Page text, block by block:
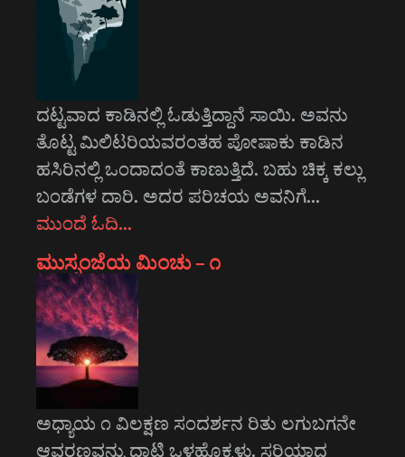
ದಟ್ಟವಾದ ಕಾಡಿನಲ್ಲಿ ಓಡುತ್ತಿದ್ದಾನೆ ಸಾಯಿ. ಅವನು
ತೊಟ್ಟ ಮಿಲಿಟರಿಯವರಂತಹ ಪೋಷಾಕು ಕಾಡಿನ
ಹಸಿರಿನಲ್ಲಿ ಒಂದಾದಂತೆ ಕಾಣುತ್ತಿದೆ. ಬಹು ಚಿಕ್ಕ ಕಲ್ಲು
ಬಂಡೆಗಳ ದಾರಿ. ಅದರ ಪರಿಚಯ ಅವನಿಗೆ…
ಮುಂದೆ ಓದಿ…
ಮುಸ್ಸಂಜೆಯ ಮಿಂಚು – ೧
ಅಧ್ಯಾಯ ೧ ವಿಲಕ್ಷಣ ಸಂದರ್ಶನ ರಿತು ಲಗುಬಗನೇ
ಆವರಣವನ್ನು ದಾಟಿ ಒಳಹೊಕ್ಕಳು. ಸರಿಯಾದ